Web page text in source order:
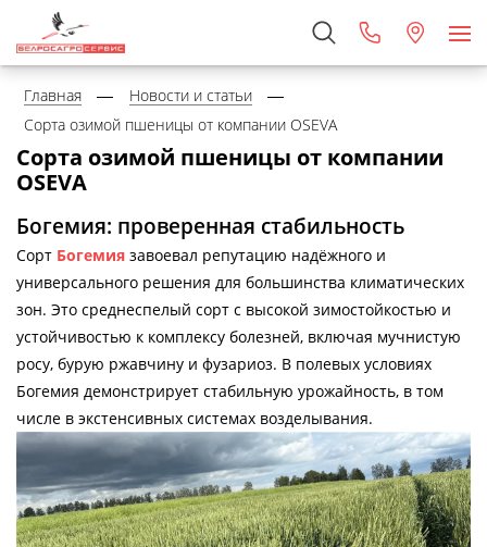
Главная
Новости и статьи
Сорта озимой пшеницы от компании OSEVA
Сорта озимой пшеницы от компании
OSEVA
Богемия: проверенная стабильность
Сорт Богемия завоевал репутацию надёжного и
универсального решения для большинства климатических
зон. Это среднеспелый сорт с высокой зимостойкостью и
устойчивостью к комплексу болезней, включая мучнистую
росу, бурую ржавчину и фузариоз. В полевых условиях
Богемия демонстрирует стабильную урожайность, в том
числе в экстенсивных системах возделывания.